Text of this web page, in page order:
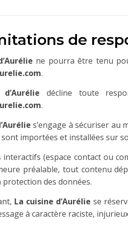
de
ne pourra être tenu
.
décline toute
.
s’engage à sécuriser au
importées et installées sur
interactifs (espace contact ou
préalable, tout contenu
protection des données.
La cuisine d’Aurélie se
à caractère raciste,